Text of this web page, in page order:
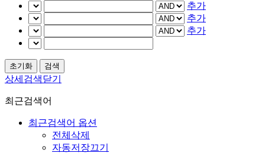
추가
추가
추가
상세검색닫기
최근검색어
최근검색어 옵션
전체삭제
자동저장끄기